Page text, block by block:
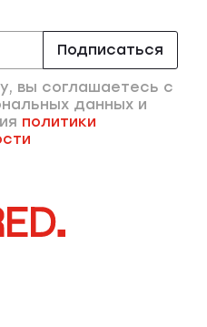
Подписаться
вы соглашаетесь с
данных и
политики